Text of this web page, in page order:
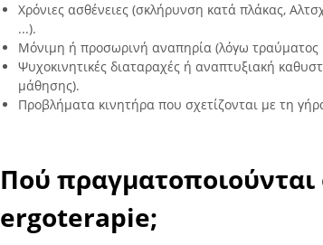
Χρόνιες ασθένειες (σκλήρυνση κατά πλάκας,
...).
Μόνιμη ή προσωρινή αναπηρία (λόγω τραύματος
Ψυχοκινητικές διαταραχές ή αναπτυξιακή
μάθησης).
Προβλήματα κινητήρα που σχετίζονται με τη
Πού πραγματοποιούνται
ergoterapie;